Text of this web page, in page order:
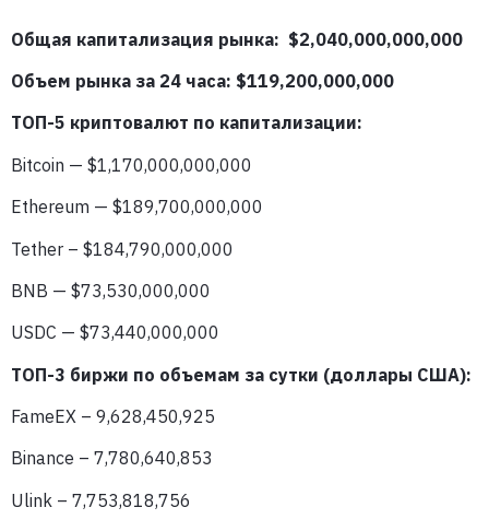
Общая капитализация рынка: $2,040,000,000,000
Объем рынка за 24 часа: $119,200,000,000
ТОП-5 криптовалют по капитализации:
Bitcoin — $1,170,000,000,000
Ethereum — $189,700,000,000
Tether – $184,790,000,000
BNB — $73,530,000,000
USDC — $73,440,000,000
ТОП-3 биржи по объемам за сутки (доллары США):
FameEX – 9,628,450,925
Binance – 7,780,640,853
Ulink – 7,753,818,756